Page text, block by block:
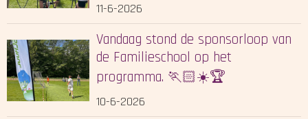
11-6-2026
Vandaag stond de sponsorloop van
de Familieschool op het
programma. 🏃🏻☀️🏆
10-6-2026